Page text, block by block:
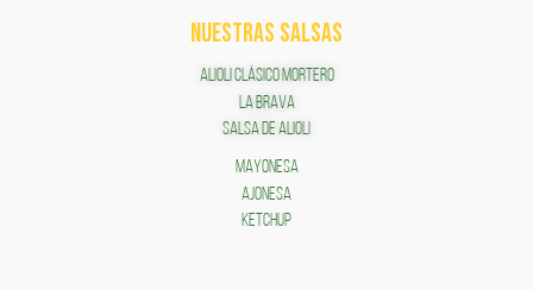
NUESTRAS SALSAS
ALIOLI CLÁSICO MORTERO
LA BRAVA
SALSA DE ALIOLI
MAYONESA
AJONESA
KETCHUP